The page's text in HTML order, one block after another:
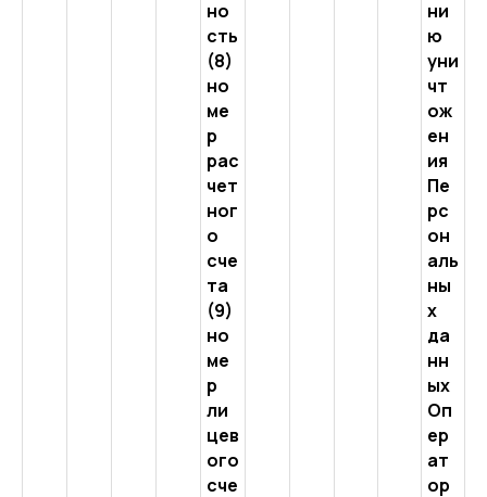
но
сть
(8)
но
ме
р
рас
чет
ног
о
сче
та
(9)
но
ме
р
ли
цев
ого
сче
ни
ю
уни
чт
ож
ен
ия
Пе
рс
он
аль
ны
х
да
нн
ых
Оп
ер
ат
ор